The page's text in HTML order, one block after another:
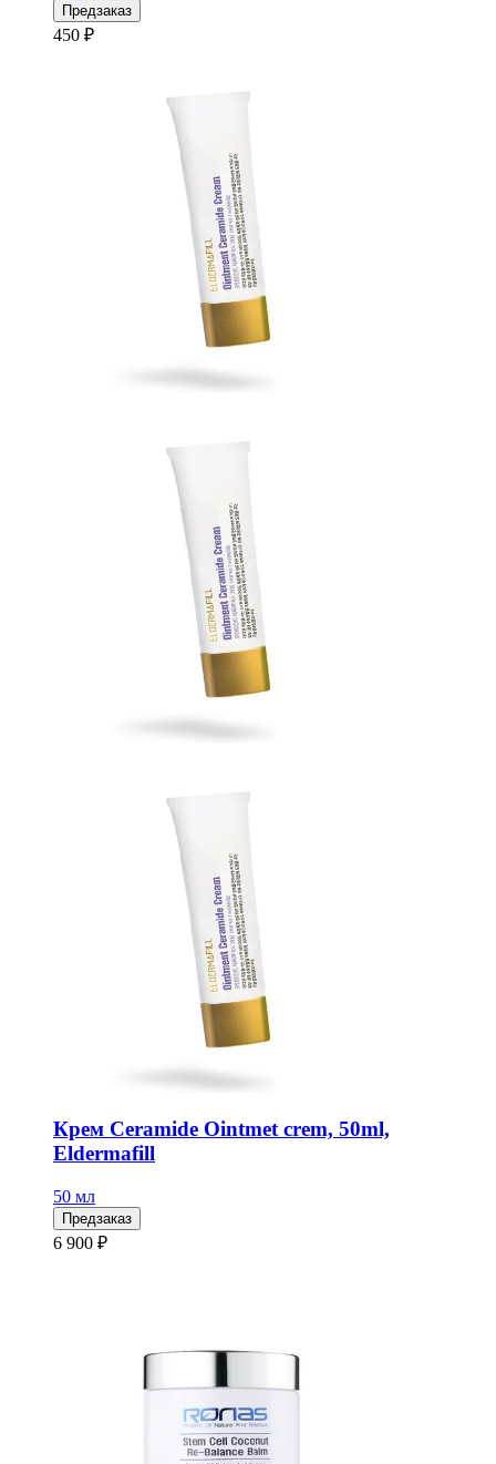
Предзаказ
450 ₽
Крем Ceramide Ointmet crem, 50ml,
Eldermafill
50 мл
Предзаказ
6 900 ₽